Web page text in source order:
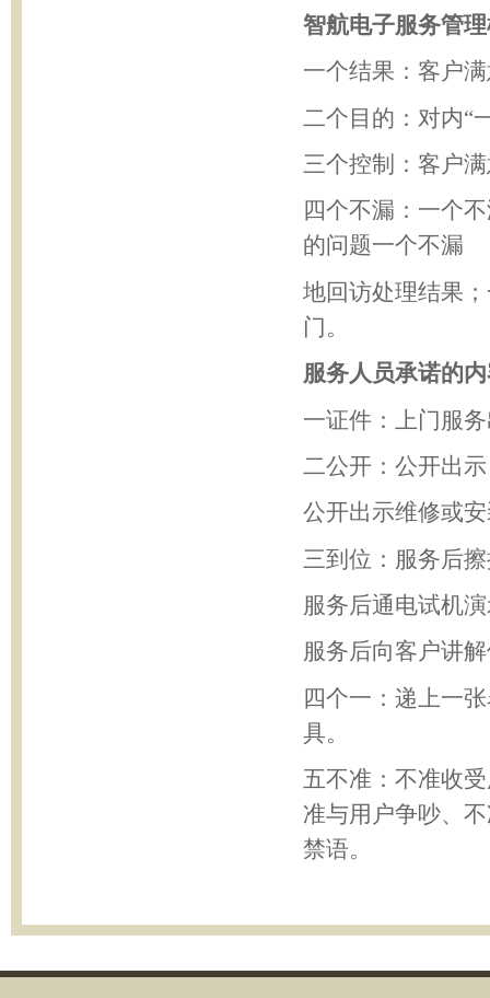
智航电子服务管
一个结果：客户
二个目的：对内“
三个控制：客户
四个不漏：一个
的问题一个不漏
地回访处理结果
门。
服务人员承诺的
一证件：上门服
二公开：公开出示
公开出示维修或
三到位：服务后
服务后通电试机
服务后向客户讲
四个一：递上一
具。
五不准：不准收
准与用户争吵、
禁语。